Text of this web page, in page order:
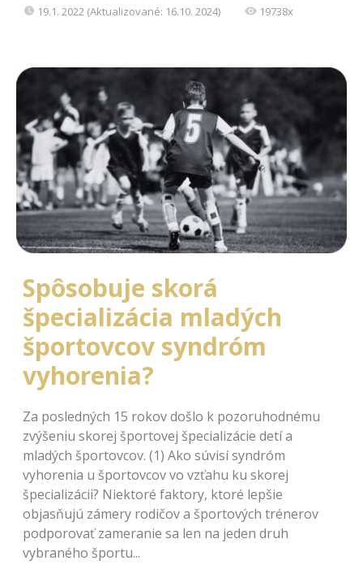
19.1. 2022 (Aktualizované: 16.10. 2024) 19738x
Spôsobuje skorá
špecializácia mladých
športovcov syndróm
vyhorenia?
Za posledných 15 rokov došlo k pozoruhodnému
zvýšeniu skorej športovej špecializácie detí a
mladých športovcov. (1) Ako súvisí syndróm
vyhorenia u športovcov vo vzťahu ku skorej
špecializácii? Niektoré faktory, ktoré lepšie
objasňujú zámery rodičov a športových trénerov
podporovať zameranie sa len na jeden druh
vybraného športu...